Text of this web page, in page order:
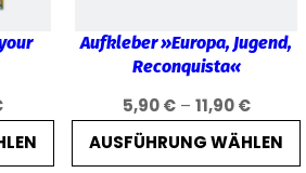
Preisspanne:
5,90 €
bis
Aufkleber »Europa, Jugend,
Reconquista«
5,90€ – 11,90€
5,90 €
bis
AUSFÜHRUNG WÄHLEN